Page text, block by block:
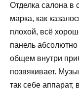
Отделка салона в
марка, как
плохой, всё
панель
общем внутри
позвякивает.
так себе аппарат,